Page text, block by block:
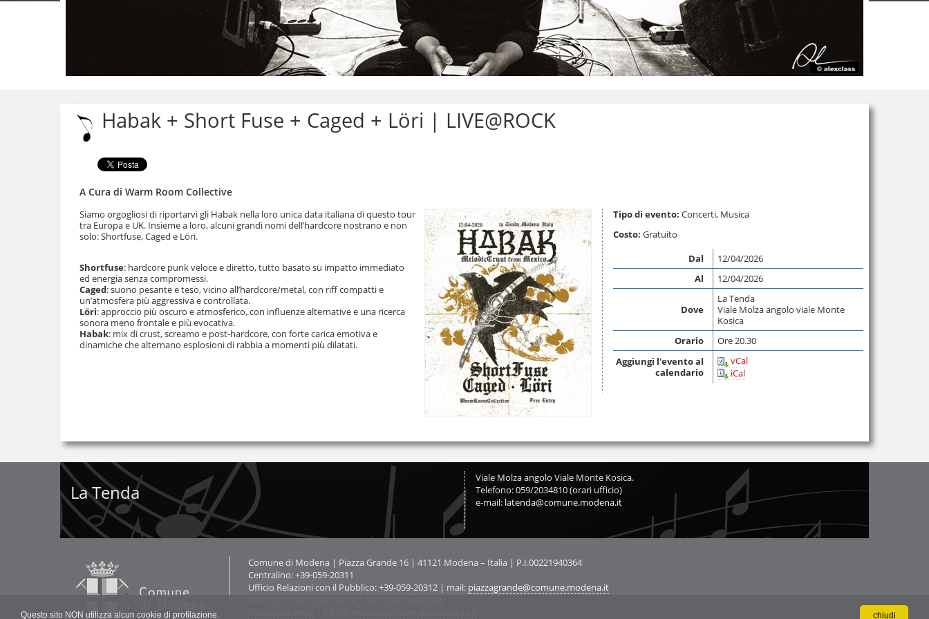
chiudi
Questo sito NON utilizza alcun cookie di profilazione.
Salta
navigazione
Habak + Short Fuse + Caged + Löri | LIVE@ROCK
A Cura di Warm Room Collective
Siamo orgogliosi di riportarvi gli Habak nella loro unica data italiana di questo tour
tra Europa e UK. Insieme a loro, alcuni grandi nomi dell’hardcore nostrano e non
solo: Shortfuse, Caged e Löri.
Shortfuse: hardcore punk veloce e diretto, tutto basato su impatto immediato
ed energia senza compromessi.
Caged: suono pesante e teso, vicino all’hardcore/metal, con riff compatti e
un’atmosfera più aggressiva e controllata.
Löri: approccio più oscuro e atmosferico, con influenze alternative e una ricerca
sonora meno frontale e più evocativa.
Habak: mix di crust, screamo e post-hardcore, con forte carica emotiva e
dinamiche che alternano esplosioni di rabbia a momenti più dilatati.
Tipo di evento: Concerti, Musica
Costo: Gratuito
Dal
12/04/2026
Al
12/04/2026
Dove
La Tenda
Viale Molza angolo viale Monte
Kosica
Orario
Ore 20.30
Aggiungi l'evento al
calendario
vCal
iCal
La Tenda
Viale Molza angolo Viale Monte Kosica.
Telefono: 059/2034810 (orari ufficio)
e-mail: latenda@comune.modena.it
Contatti
Comune di Modena | Piazza Grande 16 | 41121 Modena – Italia | P.I.00221940364
Centralino: +39-059-20311
Ufficio Relazioni con il Pubblico: +39-059-20312 | mail: piazzagrande@comune.modena.it